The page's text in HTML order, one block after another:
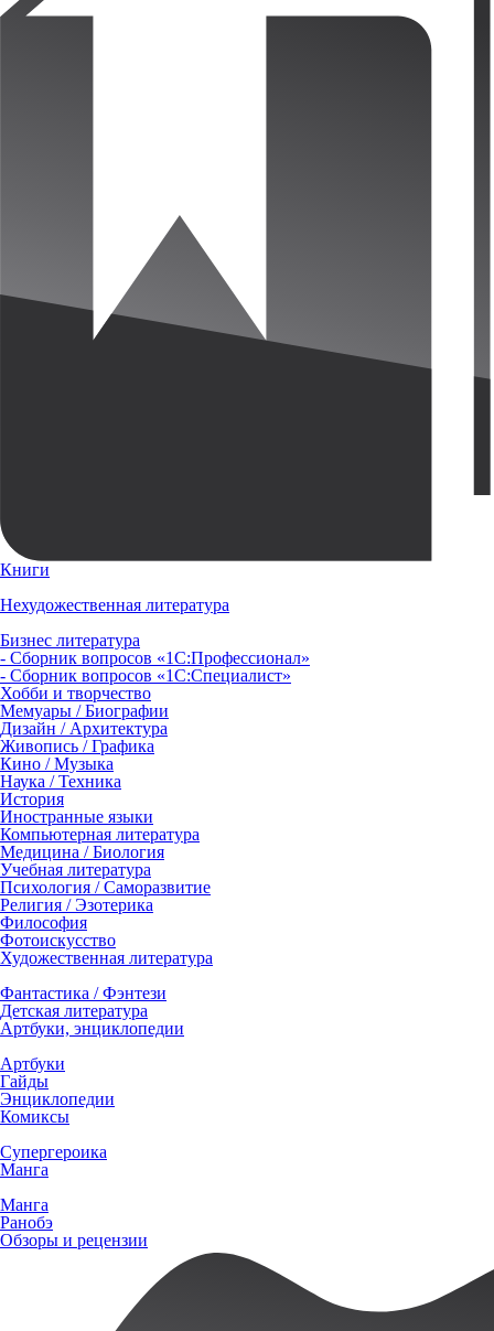
Книги
Нехудожественная литература
Бизнес литература
- Сборник вопросов «1С:Профессионал»
- Сборник вопросов «1С:Специалист»
Хобби и творчество
Мемуары / Биографии
Дизайн / Архитектура
Живопись / Графика
Кино / Музыка
Наука / Техника
История
Иностранные языки
Компьютерная литература
Медицина / Биология
Учебная литература
Психология / Саморазвитие
Религия / Эзотерика
Философия
Фотоискусство
Художественная литература
Фантастика / Фэнтези
Детская литература
Артбуки, энциклопедии
Артбуки
Гайды
Энциклопедии
Комиксы
Супергероика
Манга
Манга
Ранобэ
Обзоры и рецензии